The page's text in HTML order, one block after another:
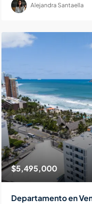
Alejandra Santaella
$5,495,000
Departamento en